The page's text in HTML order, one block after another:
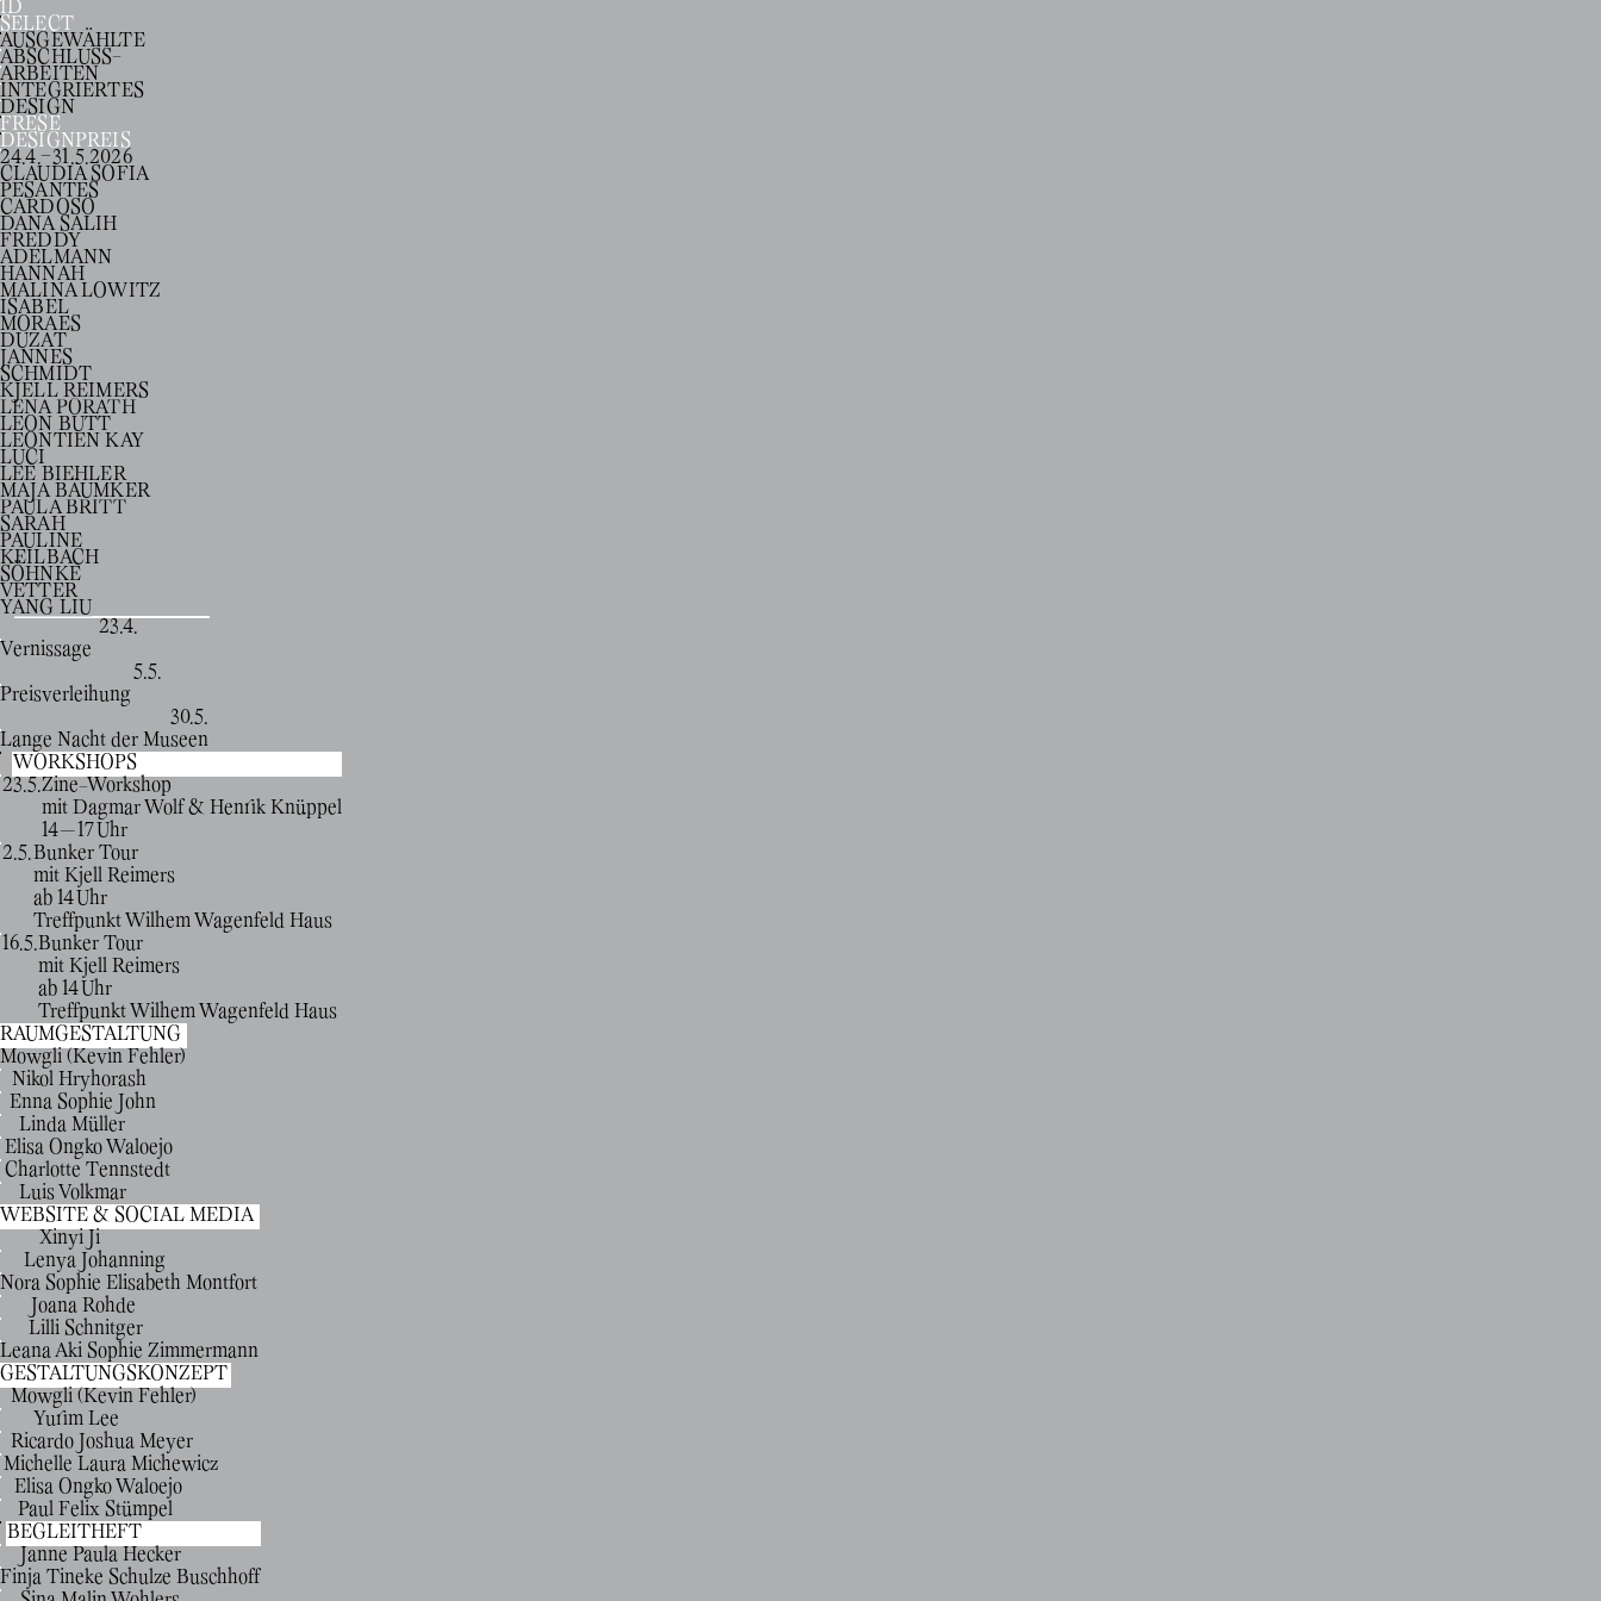
ID
SELECT
AUSGEWÄHLTE
ABSCHLUSS-
ARBEITEN
INTEGRIERTES
DESIGN
FRESE
DESIGNPREIS
24.4.–31.5.2026
CLAUDIA SOFIA
PESANTES
CARDOSO
DANA SALIH
FREDDY
ADELMANN
HANNAH
MALINA LOWITZ
ISABEL
MORAES
DUZAT
JANNES
SCHMIDT
KJELL REIMERS
LENA PORATH
LEON BUTT
LEONTIEN KAY
LUCI
LEE BIEHLER
MAJA BÄUMKER
PAULA BRITT
SARAH
PAULINE
KEILBACH
SÖHNKE
VETTER
YANG LIU
23.4.
Vernissage
5.5.
Preisverleihung
30.5.
Lange Nacht der Museen
WORKSHOPS
23.5.Zine-Workshop
mit Dagmar Wolf & Henrik Knüppel
14 — 17 Uhr
2.5.Bunker Tour
mit Kjell Reimers
ab 14 Uhr
Treffpunkt Wilhem Wagenfeld Haus
16.5.Bunker Tour
mit Kjell Reimers
ab 14 Uhr
Treffpunkt Wilhem Wagenfeld Haus
RAUMGESTALTUNG
Mowgli (Kevin Fehler)
Nikol Hryhorash
Enna Sophie John
Linda Müller
Elisa Ongko Waloejo
Charlotte Tennstedt
Luis Volkmar
WEBSITE & SOCIAL MEDIA
Xinyi Ji
Lenya Johanning
Nora Sophie Elisabeth Montfort
Joana Rohde
Lilli Schnitger
Leana Aki Sophie Zimmermann
GESTALTUNGSKONZEPT
Mowgli (Kevin Fehler)
Yurim Lee
Ricardo Joshua Meyer
Michelle Laura Michewicz
Elisa Ongko Waloejo
Paul Felix Stümpel
BEGLEITHEFT
Janne Paula Hecker
Finja Tineke Schulze Buschhoff